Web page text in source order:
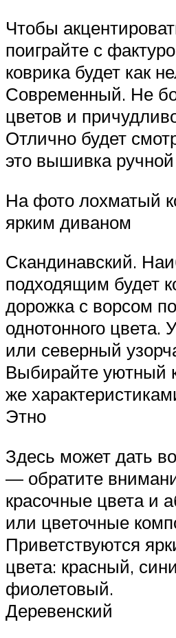
Чтобы
поиграйте с
коврика будет как
Современный. Не
цветов и
Отлично будет
это вышивка
На фото лохматый
ярким диваном
Скандинавский.
подходящим будет
дорожка с ворсом
однотонного цвета.
или северный
Выбирайте уютный
же
Этно
Здесь может дать
— обратите
красочные цвета и
или цветочные
Приветствуются
цвета: красный,
фиолетовый.
Деревенский